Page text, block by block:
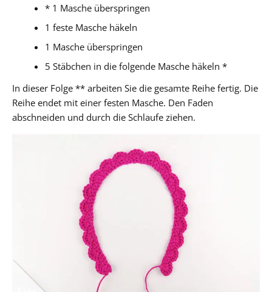
* 1 Masche überspringen
1 feste Masche häkeln
1 Masche überspringen
5 Stäbchen in die folgende Masche häkeln *
In dieser Folge ** arbeiten Sie die gesamte Reihe fertig. Die
Reihe endet mit einer festen Masche. Den Faden
abschneiden und durch die Schlaufe ziehen.